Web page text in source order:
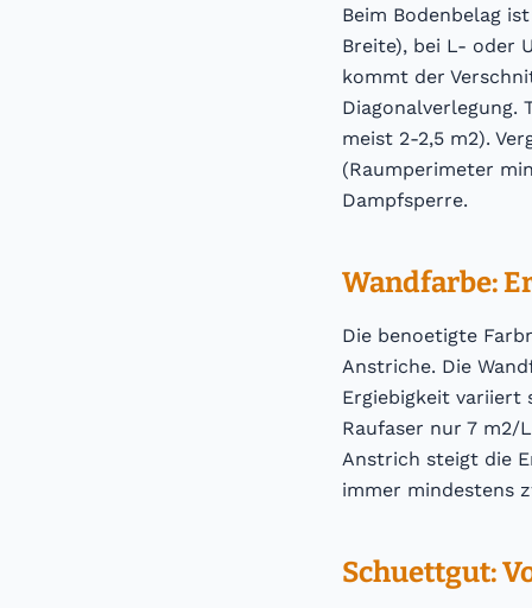
Beim Bodenbelag
Breite), bei L- oder
kommt der
Diagonalverlegung.
meist 2-2,5 m2).
(Raumperimeter
Dampfsperre.
Wandfarbe:
Die benoetigte
Anstriche. Die
Ergiebigkeit variiert
Raufaser nur 7 m2/
Anstrich steigt die
immer mindestens
Schuettgut: